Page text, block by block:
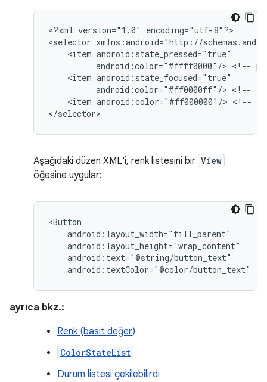
<?xml version="1.0"
encoding="utf-8"?>
<selector
<item
android:color="#ffff0000"/> <!--
<item
android:color="#ff0000ff"/> <!--
<item android:color="#ff000000"/> <!--
</selector>
Aşağıdaki düzen XML'i, renk listesini bir View
öğesine uygular:
android:textColor="@color/button_text"
ayrıca bkz.:
Renk (basit değer)
ColorStateList
Durum listesi çekilebilirdi